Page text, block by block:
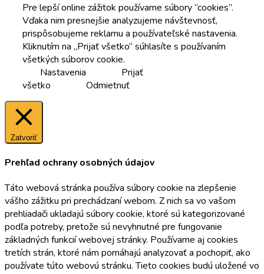
Pre lepší online zážitok používame súbory “cookies”.
Vďaka nim presnejšie analyzujeme návštevnosť,
prispôsobujeme reklamu a používateľské nastavenia.
Kliknutím na „Prijať všetko“ súhlasíte s používaním
všetkých súborov cookie.
Nastavenia
Prijať
všetko
Odmietnuť
Zatvoriť
Prehľad ochrany osobných údajov
Táto webová stránka používa súbory cookie na zlepšenie
vášho zážitku pri prechádzaní webom. Z nich sa vo vašom
prehliadači ukladajú súbory cookie, ktoré sú kategorizované
podľa potreby, pretože sú nevyhnutné pre fungovanie
základných funkcií webovej stránky. Používame aj cookies
tretích strán, ktoré nám pomáhajú analyzovať a pochopiť, ako
používate túto webovú stránku. Tieto cookies budú uložené vo